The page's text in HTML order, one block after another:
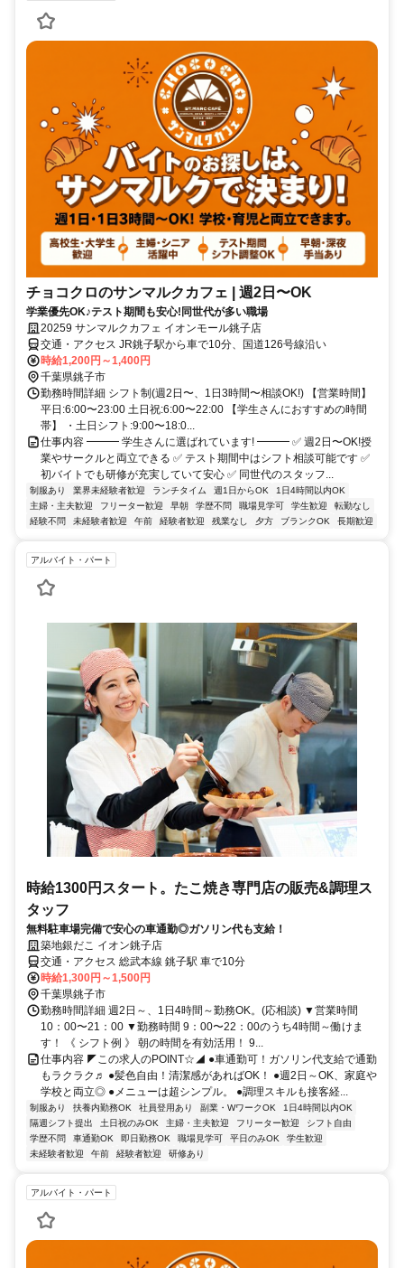
チョコクロのサンマルクカフェ | 週2日〜OK
学業優先OK♪テスト期間も安心!同世代が多い職場
20259 サンマルクカフェ イオンモール銚子店
交通・アクセス JR銚子駅から車で10分、国道126号線沿い
時給1,200円～1,400円
千葉県銚子市
勤務時間詳細 シフト制(週2日〜、1日3時間〜相談OK!) 【営業時間】
平日:6:00〜23:00 土日祝:6:00〜22:00 【学生さんにおすすめの時間
帯】 ・土日シフト:9:00〜18:0...
仕事内容 ━━━ 学生さんに選ばれています! ━━━ ✅ 週2日〜OK!授
業やサークルと両立できる ✅ テスト期間中はシフト相談可能です ✅
初バイトでも研修が充実していて安心 ✅ 同世代のスタッフ...
制服あり 業界未経験者歓迎 ランチタイム 週1日からOK
1日4時間以内OK
主婦・主夫歓迎
フリーター歓迎 早朝 学歴不問 職場見学可 学生歓迎
転勤なし
経験不問
未経験者歓迎 午前 経験者歓迎 残業なし 夕方 ブランクOK 長期歓迎
アルバイト・パート
時給1300円スタート。たこ焼き専門店の販売&調理ス
タッフ
無料駐車場完備で安心の車通勤◎ガソリン代も支給！
築地銀だこ イオン銚子店
交通・アクセス 総武本線 銚子駅 車で10分
時給1,300円～1,500円
千葉県銚子市
勤務時間詳細 週2日～、1日4時間～勤務OK。(応相談) ▼営業時間
10：00〜21：00 ▼勤務時間 9：00〜22：00のうち4時間～働けま
す！ 《 シフト例 》 朝の時間を有効活用！ 9...
仕事内容 ◤この求人のPOINT☆◢ ●車通勤可！ガソリン代支給で通勤
もラクラク♬ ●髪色自由！清潔感があればOK！ ●週2日～OK、家庭や
学校と両立◎ ●メニューは超シンプル。 ●調理スキルも接客経...
制服あり 扶養内勤務OK 社員登用あり 副業・WワークOK
1日4時間以内OK
隔週シフト提出
土日祝のみOK 主婦・主夫歓迎 フリーター歓迎
シフト自由
学歴不問
車通勤OK 即日勤務OK 職場見学可 平日のみOK
学生歓迎
未経験者歓迎
午前 経験者歓迎 研修あり
アルバイト・パート